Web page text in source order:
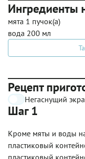
Ингредиенты
мята 1 пучок(а)
вода 200 мл
Рецепт
Негаснущий
Шаг 1
Кроме мяты и воды
пластиковый
пластиковый